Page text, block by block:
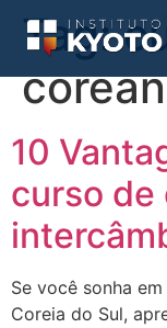
Tag:
10
curso de
Se você sonha
Coreia do Sul,